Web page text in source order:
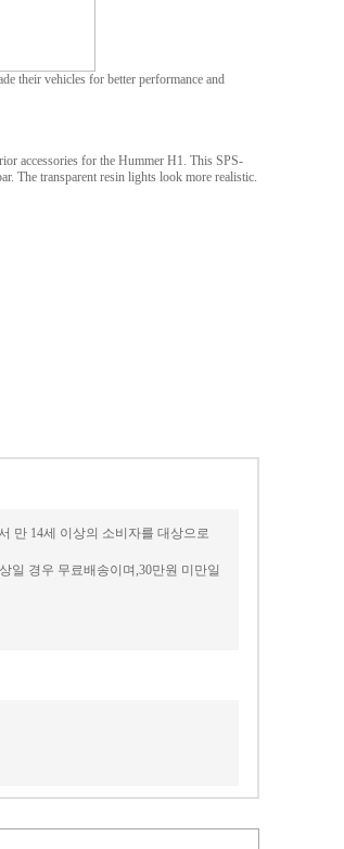
their vehicles for better performance and
accessories for the Hummer H1. This SPS-
The transparent resin lights look more realistic.
만 14세 이상의 소비자를 대상으로
일 경우 무료배송이며,30만원 미만일